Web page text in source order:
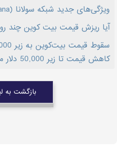
ویژگی‌های جدید شبکه سولانا (Solana) رقیبی جدی برای اتریوم
آیا ریزش قیمت بیت کوین چند
کاهش قیمت تا زیر 50,000 دلار می‌دهند
بازگشت به